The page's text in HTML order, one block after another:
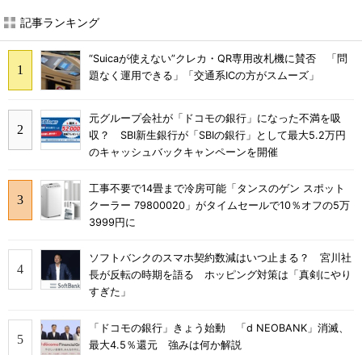
記事ランキング
“Suicaが使えない”クレカ・QR専用改札機に賛否 「問
題なく運用できる」「交通系ICの方がスムーズ」
元グループ会社が「ドコモの銀行」になった不満を吸
収？ SBI新生銀行が「SBIの銀行」として最大5.2万円
のキャッシュバックキャンペーンを開催
工事不要で14畳まで冷房可能「タンスのゲン スポット
クーラー 79800020」がタイムセールで10％オフの5万
3999円に
ソフトバンクのスマホ契約数減はいつ止まる？ 宮川社
長が反転の時期を語る ホッピング対策は「真剣にやり
すぎた」
「ドコモの銀行」きょう始動 「d NEOBANK」消滅、
最大4.5％還元 強みは何か解説